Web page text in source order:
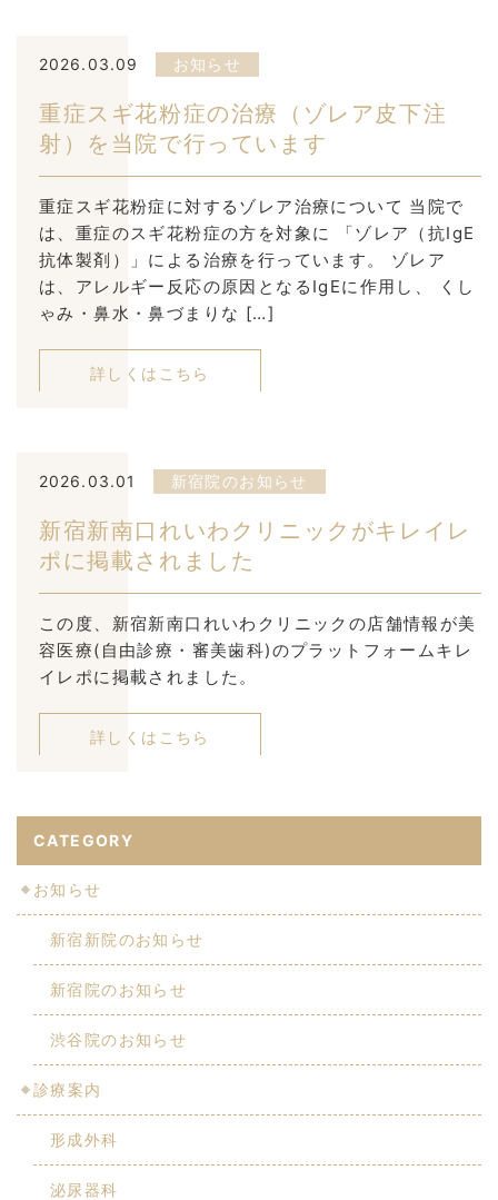
2026.03.09 お知らせ
重症スギ花粉症の治療（ゾレア皮下注
射）を当院で行っています
重症スギ花粉症に対するゾレア治療について 当院で
は、重症のスギ花粉症の方を対象に 「ゾレア（抗IgE
抗体製剤）」による治療を行っています。 ゾレア
は、アレルギー反応の原因となるIgEに作用し、 くし
ゃみ・鼻水・鼻づまりな […]
詳しくはこちら
2026.03.01 新宿院のお知らせ
新宿新南口れいわクリニックがキレイレ
ポに掲載されました
この度、新宿新南口れいわクリニックの店舗情報が美
容医療(自由診療・審美歯科)のプラットフォームキレ
イレポに掲載されました。
詳しくはこちら
CATEGORY
お知らせ
新宿新院のお知らせ
新宿院のお知らせ
渋谷院のお知らせ
診療案内
形成外科
泌尿器科